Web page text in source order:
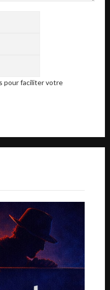
pour faciliter votre